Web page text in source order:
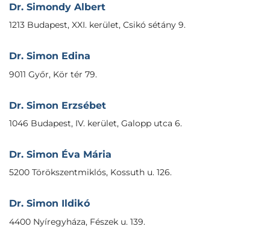
Dr. Simondy Albert
1213 Budapest, XXI. kerület, Csikó sétány 9.
Dr. Simon Edina
9011 Győr, Kör tér 79.
Dr. Simon Erzsébet
1046 Budapest, IV. kerület, Galopp utca 6.
Dr. Simon Éva Mária
5200 Törökszentmiklós, Kossuth u. 126.
Dr. Simon Ildikó
4400 Nyíregyháza, Fészek u. 139.